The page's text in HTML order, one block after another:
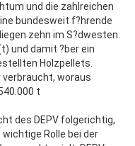
und die zahlreichen
bundesweit f?hrende
zehn im S?dwesten.
und damit ?ber ein
Holzpellets.
verbraucht, woraus
t
des DEPV folgerichtig,
Rolle bei der